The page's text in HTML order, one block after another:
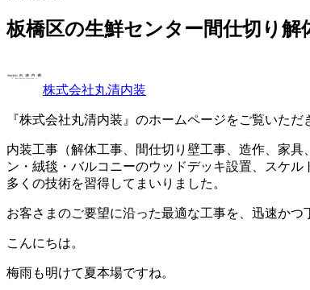
板橋区の生鮮センター間仕切り解
株式会社丸清内装
『株式会社丸清内装』のホームページをご覧いた
内装工事（解体工事、間仕切り壁工事、造作、家
ン・絨毯・バルコニーのウッドデッキ設置、スケ
多くの技術を習得してまいりました。
お客さまのご要望に沿った最適な工事を、迅速かつ
こんにちは。
梅雨も明けて夏本場ですね。